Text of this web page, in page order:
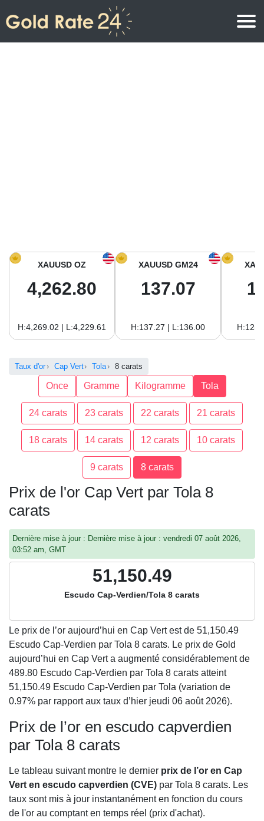
Prix de l’or aujourd’hui en Amérique du Sud
XAUUSD OZ
4,262.80
H:4,269.02 | L:4,229.61
XAUUSD GM24
137.07
H:137.27 | L:136.00
Taux d'or Cap Vert Tola 8 carats
Once Gramme Kilogramme Tola
24 carats 23 carats 22 carats 21 carats
18 carats 14 carats 12 carats 10 carats
9 carats 8 carats
Prix de l'or Cap Vert par Tola 8
carats
Dernière mise à jour : Dernière mise à jour : vendredi 07 août 2026,
03:52 am, GMT
51,150.49
Escudo Cap-Verdien/Tola 8 carats
Le prix de l’or aujourd’hui en Cap Vert est de 51,150.49
Escudo Cap-Verdien par Tola 8 carats. Le prix de Gold
aujourd’hui en Cap Vert a augmenté considérablement de
489.80 Escudo Cap-Verdien par Tola 8 carats atteint
51,150.49 Escudo Cap-Verdien par Tola (variation de
0.97% par rapport aux taux d’hier jeudi 06 août 2026).
Prix de l’or en escudo capverdien
par Tola 8 carats
Le tableau suivant montre le dernier prix de l’or en Cap
Vert en escudo capverdien (CVE) par Tola 8 carats. Les
taux sont mis à jour instantanément en fonction du cours
de l'or au comptant en temps réel (prix d'achat).